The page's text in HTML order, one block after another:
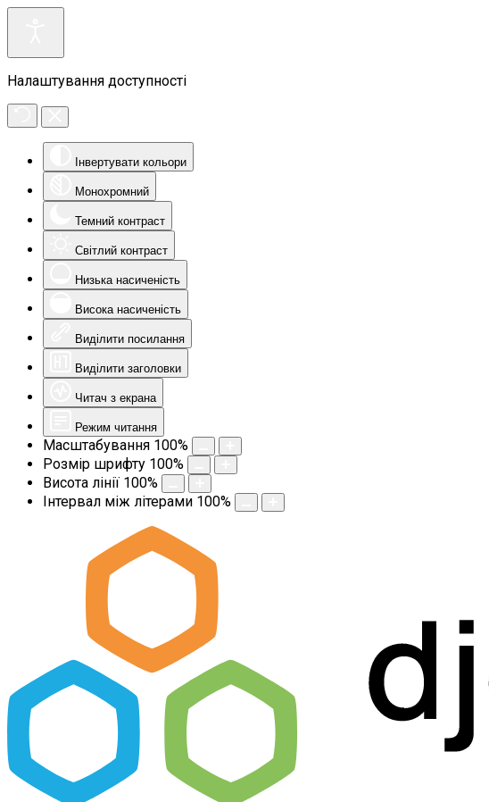
Налаштування доступності
Інвертувати кольори
Монохромний
Темний контраст
Світлий контраст
Низька насиченість
Висока насиченість
Виділити посилання
Виділити заголовки
Читач з екрана
Режим читання
Масштабування 100%
Розмір шрифту 100%
Висота лінії 100%
Інтервал між літерами 100%